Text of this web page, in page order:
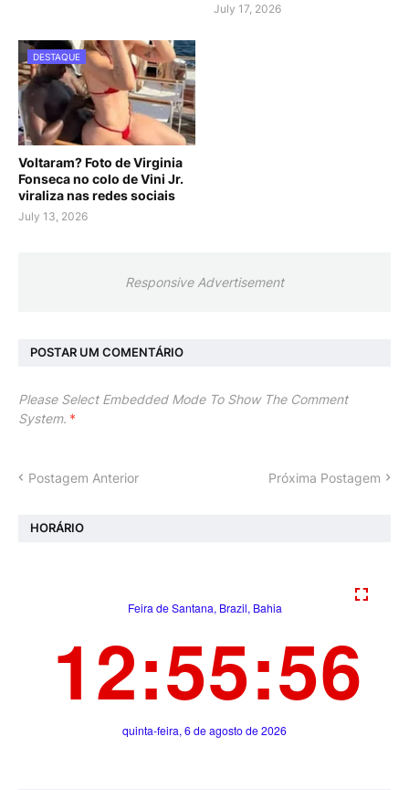
July 17, 2026
DESTAQUE
Voltaram? Foto de Virginia
Fonseca no colo de Vini Jr.
viraliza nas redes sociais
July 13, 2026
Responsive Advertisement
POSTAR UM COMENTÁRIO
Please Select Embedded Mode To Show The Comment
System. *
Postagem Anterior Próxima Postagem
HORÁRIO